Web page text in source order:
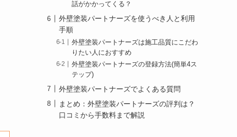
話がかかってくる？
外壁塗装パートナーズを使うべき人と利用
手順
外壁塗装パートナーズは施工品質にこだわ
りたい人におすすめ
外壁塗装パートナーズの登録方法(簡単4ス
テップ)
外壁塗装パートナーズでよくある質問
まとめ：外壁塗装パートナーズの評判は？
口コミから手数料まで解説